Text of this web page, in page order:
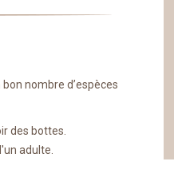
nombre d’espèces
des bottes.
adulte.